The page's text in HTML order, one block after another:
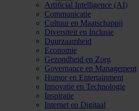
Artificial Intelligence (AI)
Communicatie
Cultuur en Maatschappij
Diversiteit en Inclusie
Duurzaamheid
Economie
Gezondheid en Zorg
Governance en Management
Humor en Entertainment
Innovatie en Technologie
Inspiratie
Internet en Digitaal